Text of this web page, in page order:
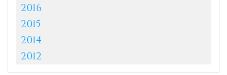
2016
2015
2014
2012